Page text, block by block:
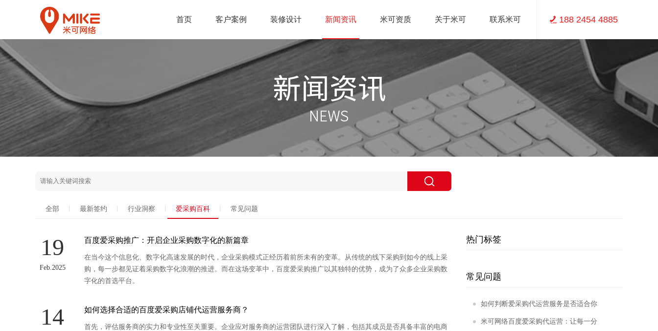
188 2454 4885
首页 客户案例 装修设计 新闻资讯 米可资质 关于米可 联系米可
全部 最新签约 行业洞察 爱采购百科 常见问题
19
Feb.2025
百度爱采购推广：开启企业采购数字化的新篇章
在当今这个信息化、数字化高速发展的时代，企业采购模式正经历着前所未有的变革。从传统的线下采购到如今的线上采
购，每一步都见证着采购数字化浪潮的推进。而在这场变革中，百度爱采购推广以其独特的优势，成为了众多企业采购数
字化的首选平台。
14 如何选择合适的百度爱采购店铺代运营服务商？
首先，评估服务商的实力和专业性至关重要。企业应对服务商的运营团队进行深入了解，包括其成员是否具备丰富的电商
热门标签
常见问题
如何判断爱采购代运营服务是否适合你
的企业？
米可网络百度爱采购代运营：让每一分